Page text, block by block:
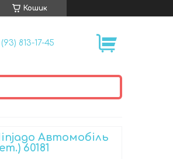
Кошик
813-17-45
Автомобіль
60181